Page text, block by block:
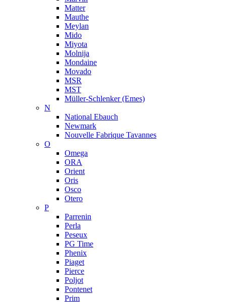
Matter
Mauthe
Meylan
Mido
Miyota
Molnija
Mondaine
Movado
MSR
MST
Müller-Schlenker (Emes)
N
National Ebauch
Newmark
Nouvelle Fabrique Tavannes
O
Omega
ORA
Orient
Oris
Osco
Otero
P
Parrenin
Perla
Peseux
PG Time
Phenix
Piaget
Pierce
Poljot
Pontenet
Prim